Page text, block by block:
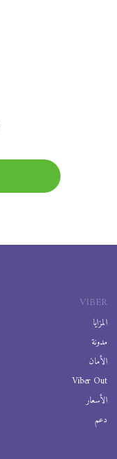
VIBER
المزايا
مدونة
الأمان
Viber Out
الأسعار
دعم